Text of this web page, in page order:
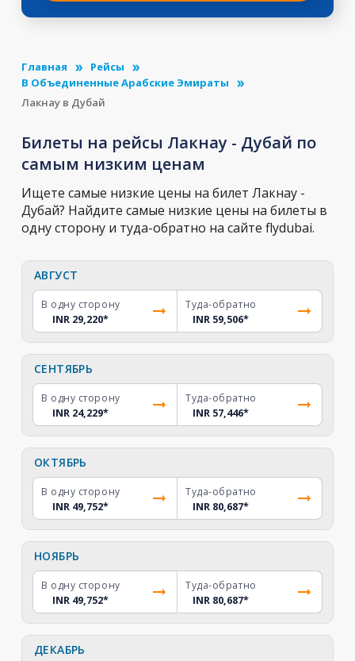
Главная
Рейсы
В Объединенные Арабские Эмираты
Лакнау в Дубай
Билеты на рейсы Лакнау - Дубай по
самым низким ценам
Ищете самые низкие цены на билет Лакнау -
Дубай? Найдите самые низкие цены на билеты в
одну сторону и туда-обратно на сайте flydubai.
АВГУСТ
В одну сторону
INR 29,220*
Туда-обратно
INR 59,506*
СЕНТЯБРЬ
В одну сторону
INR 24,229*
Туда-обратно
INR 57,446*
ОКТЯБРЬ
В одну сторону
INR 49,752*
Туда-обратно
INR 80,687*
НОЯБРЬ
В одну сторону
INR 49,752*
Туда-обратно
INR 80,687*
ДЕКАБРЬ